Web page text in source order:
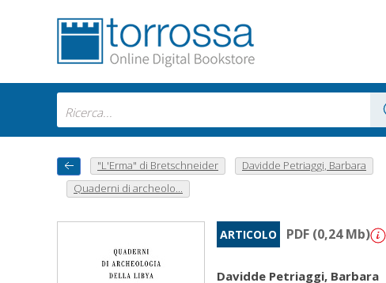
"L'Erma" di Bretschneider
Davidde Petriaggi, Barbara
Quaderni di archeolo...
ARTICOLO PDF (0,24 Mb)
Davidde Petriaggi, Barbara